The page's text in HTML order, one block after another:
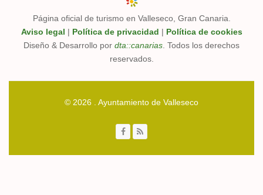
Página oficial de turismo en Valleseco, Gran Canaria.
Aviso legal | Política de privacidad | Política de cookies
Diseño & Desarrollo por dta::canarias . Todos los derechos
reservados.
© 2026 . Ayuntamiento de Valleseco